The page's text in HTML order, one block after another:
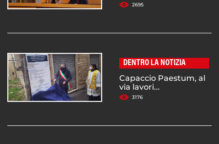
2695
DENTRO LA NOTIZIA
Capaccio Paestum, al
via lavori...
3176